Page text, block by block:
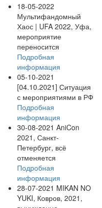
18-05-2022
Мультифандомный
Хаос | UFA 2022, Уфа,
мероприятие
переносится
Подробная
информация
05-10-2021
[04.10.2021] Ситуация
с мероприятиями в РФ
Подробная
информация
30-08-2021 AniCon
2021, Санкт-
Петербург, всё
отменяется
Подробная
информация
28-07-2021 MIKAN NO
YUKI, Ковров, 2021,